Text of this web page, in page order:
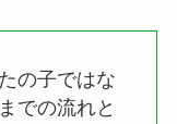
の子ではな
での流れと